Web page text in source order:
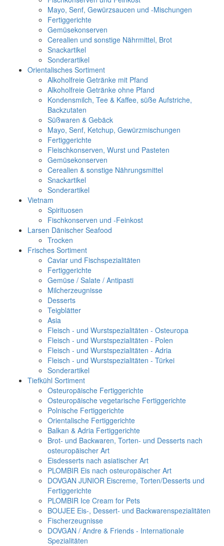
Mayo, Senf, Gewürzsaucen und -Mischungen
Fertiggerichte
Gemüsekonserven
Cerealien und sonstige Nährmittel, Brot
Snackartikel
Sonderartikel
Orientalisches Sortiment
Alkoholfreie Getränke mit Pfand
Alkoholfreie Getränke ohne Pfand
Kondensmilch, Tee & Kaffee, süße Aufstriche,
Backzutaten
Süßwaren & Gebäck
Mayo, Senf, Ketchup, Gewürzmischungen
Fertiggerichte
Fleischkonserven, Wurst und Pasteten
Gemüsekonserven
Cerealien & sonstige Nährungsmittel
Snackartikel
Sonderartikel
Vietnam
Spirituosen
Fischkonserven und -Feinkost
Larsen Dänischer Seafood
Trocken
Frisches Sortiment
Caviar und Fischspezialitäten
Fertiggerichte
Gemüse / Salate / Antipasti
Milcherzeugnisse
Desserts
Teigblätter
Asia
Fleisch - und Wurstspezialitäten - Osteuropa
Fleisch - und Wurstspezialitäten - Polen
Fleisch - und Wurstspezialitäten - Adria
Fleisch - und Wurstspezialitäten - Türkei
Sonderartikel
Tiefkühl Sortiment
Osteuropäische Fertiggerichte
Osteuropäische vegetarische Fertiggerichte
Polnische Fertiggerichte
Orientalische Fertiggerichte
Balkan & Adria Fertiggerichte
Brot- und Backwaren, Torten- und Desserts nach
osteuropäischer Art
Eisdesserts nach asiatischer Art
PLOMBIR Eis nach osteuropäischer Art
DOVGAN JUNIOR Eiscreme, Torten/Desserts und
Fertiggerichte
PLOMBIR Ice Cream for Pets
BOUJEE Eis-, Dessert- und Backwarenspezialitäten
Fischerzeugnisse
DOVGAN / Andre & Friends - Internationale
Spezialitäten